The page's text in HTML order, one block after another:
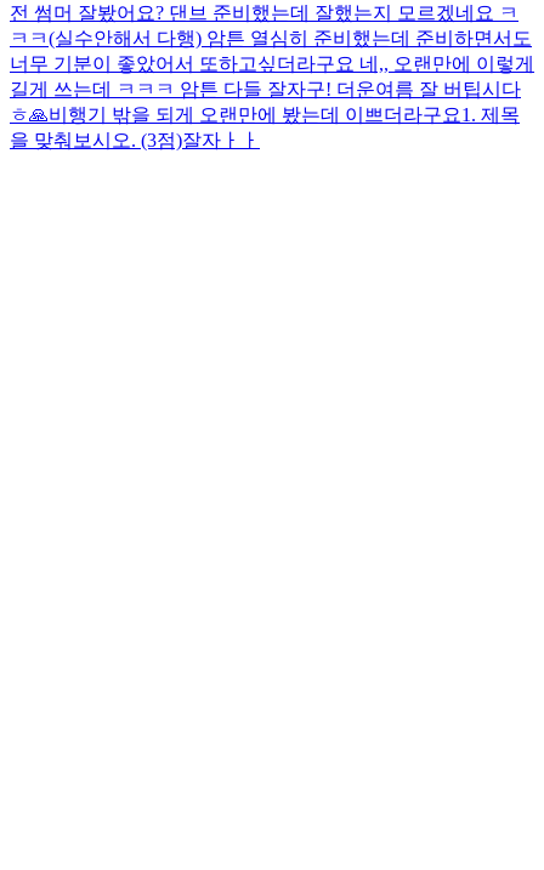
전 썸머 잘봤어요? 댄브 준비했는데 잘했는지 모르겠네요 ㅋ
ㅋㅋ(실수안해서 다행) 암튼 열심히 준비했는데 준비하면서도
너무 기분이 좋았어서 또하고싶더라구요 네,, 오랜만에 이렇게
길게 쓰는데 ㅋㅋㅋ 암튼 다들 잘자구! 더운여름 잘 버팁시다
ㅎ🙏비행기 밖을 되게 오랜만에 봤는데 이쁘더라구요1. 제목
을 맞춰보시오. (3점)잘자ㅏㅏ